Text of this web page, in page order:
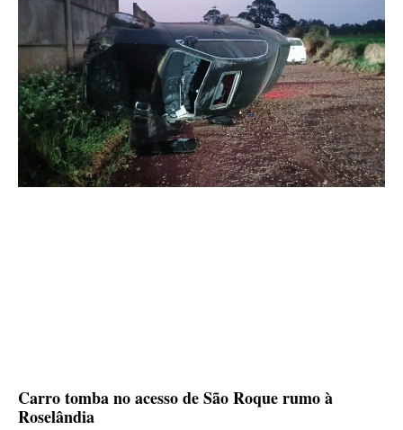
Carro tomba no acesso de São Roque rumo à
Roselândia